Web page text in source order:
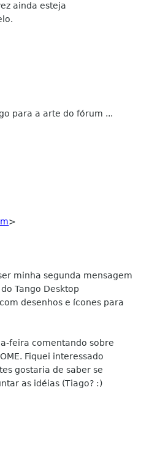
ainda esteja
para a arte do fórum ...
>
minha segunda mensagem
Tango Desktop
desenhos e ícones para
feira comentando sobre
Fiquei interessado
gostaria de saber se
as idéias (Tiago? :)